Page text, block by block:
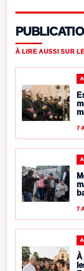
À LIRE AUSSI SUR
7
7
À